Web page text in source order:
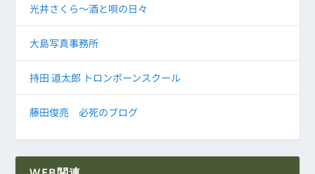
光井さくら～酒と唄の日々
大島写真事務所
持田 道太郎 トロンボーンスクール
藤田俊亮 必死のブログ